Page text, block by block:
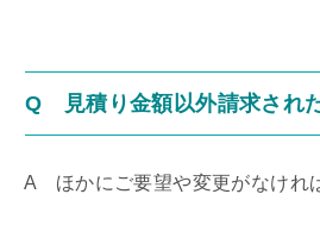
Q 見積り金額以外請求され
A ほかにご要望や変更がなけれ